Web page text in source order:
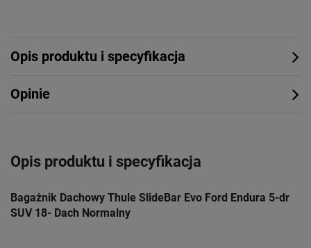
Opis produktu i specyfikacja
Opinie
Opis produktu i specyfikacja
Bagażnik Dachowy Thule SlideBar Evo Ford Endura 5-dr
SUV 18- Dach Normalny